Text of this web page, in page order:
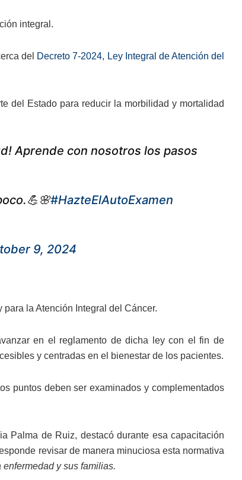
integral.
del Decreto 7-2024, Ley Integral de Atención del
del Estado para reducir la morbilidad y mortalidad
Aprende con nosotros los pasos
#HazteElAutoExamen
9, 2024
la Atención Integral del Cáncer.
en el reglamento de dicha ley con el fin de
y centradas en el bienestar de los pacientes.
puntos deben ser examinados y complementados
Palma de Ruiz, destacó durante esa capacitación
revisar de manera minuciosa esta normativa
y sus familias.